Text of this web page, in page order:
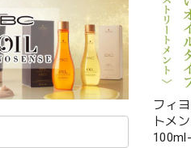
フィ
トメ